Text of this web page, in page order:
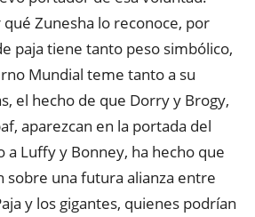
Zunesha lo reconoce, por
paja tiene tanto peso simbólico,
Mundial teme tanto a su
el hecho de que Dorry y Brogy,
aparezcan en la portada del
Luffy y Bonney, ha hecho que
sobre una futura alianza entre
y los gigantes, quienes podrían